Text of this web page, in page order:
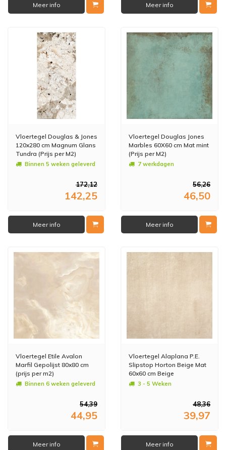
Meer info Meer info
Vloertegel Douglas & Jones
120x280 cm Magnum Glans
Tundra (Prijs per M2)
Binnen 5 weken geleverd
172,12
142,25
Meer info
Vloertegel Douglas Jones
Marbles 60X60 cm Mat mint
(Prijs per M2)
7 werkdagen
56,26
46,50
Meer info
Vloertegel Etile Avalon
Marfil Gepolijst 80x80 cm
(prijs per m2)
Binnen 6 weken geleverd
54,39
44,95
Meer info
Vloertegel Alaplana P.E.
Slipstop Horton Beige Mat
60x60 cm Beige
(doosinhoud 1.44m2) (prijs
3 - 5 Weken
48,36
39,97
Meer info